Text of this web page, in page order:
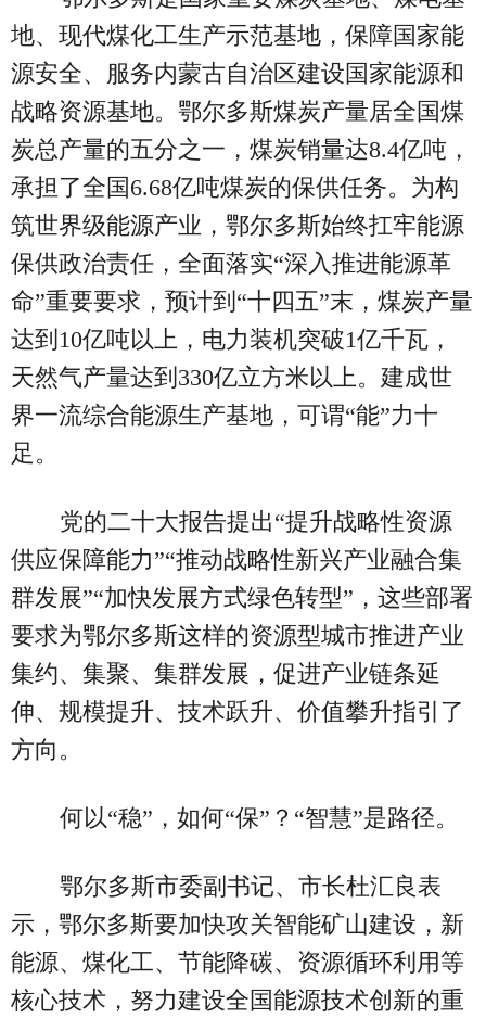
地、现代煤化工生产示范基地，保障国家能
源安全、服务内蒙古自治区建设国家能源和
战略资源基地。鄂尔多斯煤炭产量居全国煤
炭总产量的五分之一，煤炭销量达8.4亿吨，
承担了全国6.68亿吨煤炭的保供任务。为构
筑世界级能源产业，鄂尔多斯始终扛牢能源
保供政治责任，全面落实“深入推进能源革
命”重要要求，预计到“十四五”末，煤炭产量
达到10亿吨以上，电力装机突破1亿千瓦，
天然气产量达到330亿立方米以上。建成世
界一流综合能源生产基地，可谓“能”力十
足。
党的二十大报告提出“提升战略性资源
供应保障能力”“推动战略性新兴产业融合集
群发展”“加快发展方式绿色转型”，这些部署
要求为鄂尔多斯这样的资源型城市推进产业
集约、集聚、集群发展，促进产业链条延
伸、规模提升、技术跃升、价值攀升指引了
方向。
何以“稳”，如何“保”？“智慧”是路径。
鄂尔多斯市委副书记、市长杜汇良表
示，鄂尔多斯要加快攻关智能矿山建设，新
能源、煤化工、节能降碳、资源循环利用等
核心技术，努力建设全国能源技术创新的重